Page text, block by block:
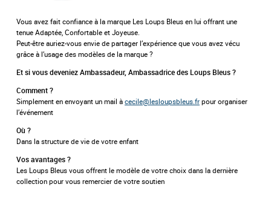
Vous avez fait confiance à la marque Les Loups Bleus en lui offrant une
tenue Adaptée, Confortable et Joyeuse.
Peut-être auriez-vous envie de partager l’expérience que vous avez vécu
grâce à l’usage des modèles de la marque ?
Et si vous deveniez Ambassadeur, Ambassadrice des Loups Bleus ?
Comment ?
Simplement en envoyant un mail à cecile@lesloupsbleus.fr pour organiser
l’événement
Où ?
Dans la structure de vie de votre enfant
Vos avantages ?
Les Loups Bleus vous offrent le modèle de votre choix dans la dernière
collection pour vous remercier de votre soutien